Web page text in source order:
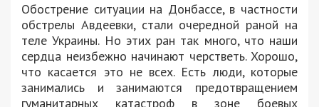
Обострение ситуации на Донбассе, в частности
обстрелы Авдеевки, стали очередной раной на
теле Украины. Но этих ран так много, что наши
сердца неизбежно начинают черстветь. Хорошо,
что касается это не всех. Есть люди, которые
занимались и занимаются предотвращением
гуманитарных катастроф в зоне боевых